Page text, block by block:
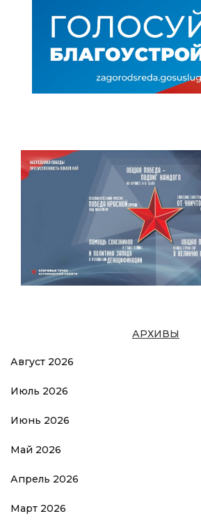
АРХИВЫ
Август 2026
Июль 2026
Июнь 2026
Май 2026
Апрель 2026
Март 2026